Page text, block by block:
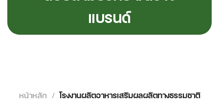
แบรนด์
หน้าหลัก / โรงงานผลิตอาหารเสริมผลผลิตทางธรรมชาติ